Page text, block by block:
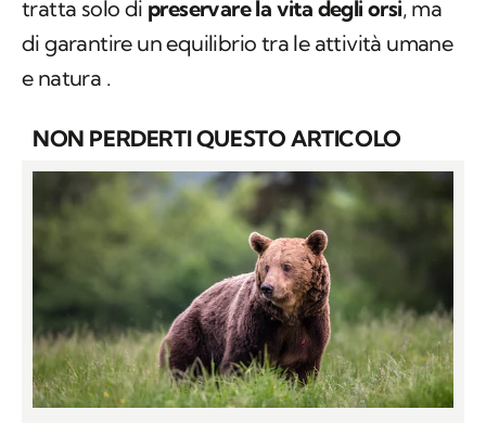
tratta solo di preservare la vita degli orsi, ma
di garantire un equilibrio tra le attività umane
e natura .
NON PERDERTI QUESTO ARTICOLO